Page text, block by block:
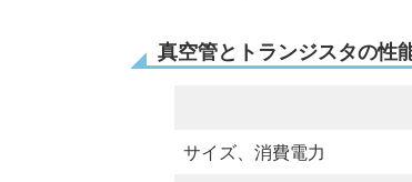
真空管とトランジスタの性
サイズ、消費電力